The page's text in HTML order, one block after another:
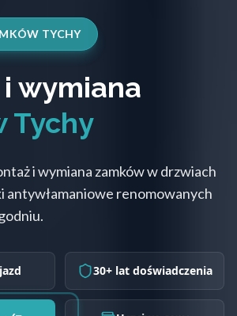
TYCHY
wymiana
Tychy
i wymiana zamków w drzwiach
antywłamaniowe renomowanych
30+ lat doświadczenia